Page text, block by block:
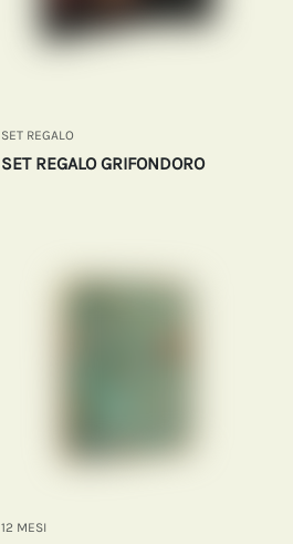
SET REGALO
SET REGALO GRIFONDORO
12 MESI